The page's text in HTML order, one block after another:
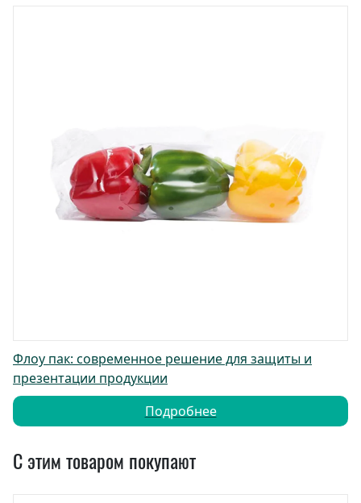
Флоу пак: современное решение для защиты и
презентации продукции
Подробнее
С этим товаром покупают